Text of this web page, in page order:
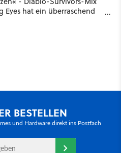
Eyes hat ein überraschend
BESTELLEN
und Hardware direkt ins Postfach